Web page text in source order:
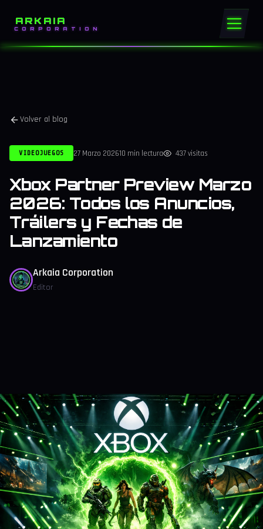
ARKAIA
CORPORATION
Volver al blog
VIDEOJUEGOS 27 Marzo 202610 min lectura 437 visitas
Xbox Partner Preview Marzo
2026: Todos los Anuncios,
Tráilers y Fechas de
Lanzamiento
Arkaia Corporation
Editor